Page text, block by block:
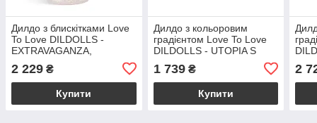
Дилдо з блискітками Love
To Love DILDOLLS -
EXTRAVAGANZA,
2 229 ₴
Купити
Дилдо з кольоровим
градієнтом Love To Love
DILDOLLS - UTOPIA S
1 739₴
Купити
2